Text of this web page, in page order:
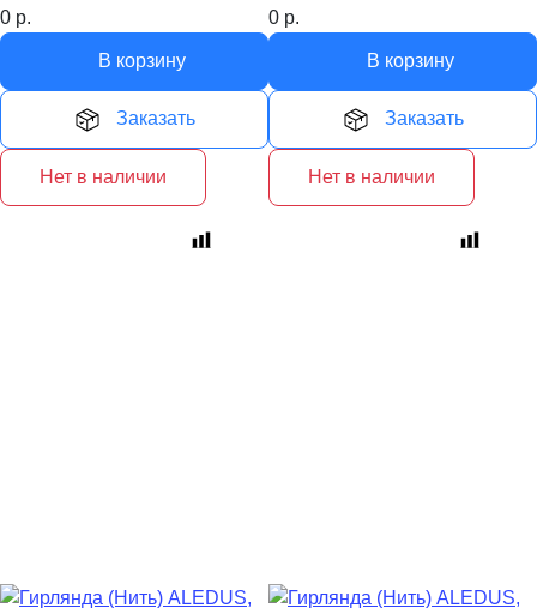
0 р.
В корзину
Заказать
Нет в наличии
0 р.
В корзину
Заказать
Нет в наличии